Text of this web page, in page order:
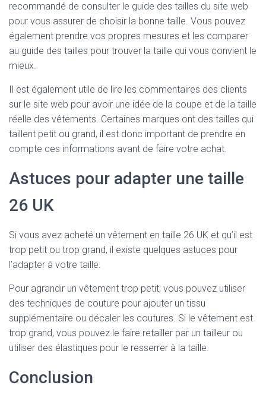
recommandé de consulter le guide des tailles du site web
pour vous assurer de choisir la bonne taille. Vous pouvez
également prendre vos propres mesures et les comparer
au guide des tailles pour trouver la taille qui vous convient le
mieux.
Il est également utile de lire les commentaires des clients
sur le site web pour avoir une idée de la coupe et de la taille
réelle des vêtements. Certaines marques ont des tailles qui
taillent petit ou grand, il est donc important de prendre en
compte ces informations avant de faire votre achat.
Astuces pour adapter une taille
26 UK
Si vous avez acheté un vêtement en taille 26 UK et qu’il est
trop petit ou trop grand, il existe quelques astuces pour
l’adapter à votre taille.
Pour agrandir un vêtement trop petit, vous pouvez utiliser
des techniques de couture pour ajouter un tissu
supplémentaire ou décaler les coutures. Si le vêtement est
trop grand, vous pouvez le faire retailler par un tailleur ou
utiliser des élastiques pour le resserrer à la taille.
Conclusion